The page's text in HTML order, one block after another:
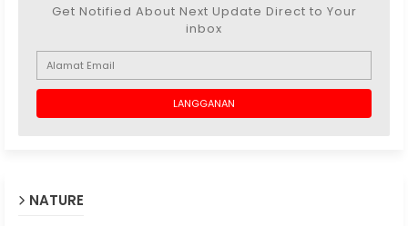
Get Notified About Next Update Direct to Your
inbox
NATURE